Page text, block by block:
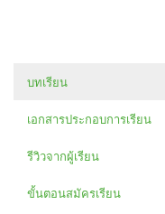
ผู้เรียนต้องมีความเข้าใจ
ตรีโกณมิติผกผัน ฟังก์ชันก
ภาคตัดกรวยระดับพื้น
Calculus” และทักษะการ
บทเรียน
เอกสารประกอบการเรียน
รีวิวจากผู้เรียน
ขั้นตอนสมัครเรียน